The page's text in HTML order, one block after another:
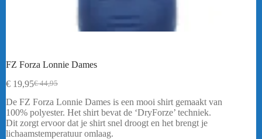
FZ Forza Lonnie Dames
€44,95
Oorspronkelijke
prijs
was:
€ 44,95.
€ 19,95Huidige
prijs
is:
€ 19,95.
De FZ Forza Lonnie Dames is een mooi shirt gemaakt van
100% polyester. Het shirt bevat de ‘DryForze’ techniek.
Dit zorgt ervoor dat je shirt snel droogt en het brengt je
lichaamstemperatuur omlaag.